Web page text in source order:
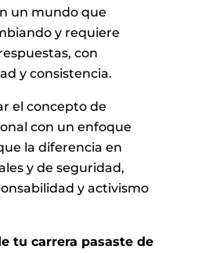
un mundo que
y requiere
con
y consistencia.
el concepto de
con un enfoque
la diferencia en
y de seguridad,
y activismo
tu carrera pasaste de